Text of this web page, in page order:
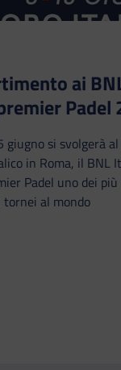
ai
Padel
giugno si svolgerà
in Roma, il BNL
Padel uno dei più
al mondo
ad avere